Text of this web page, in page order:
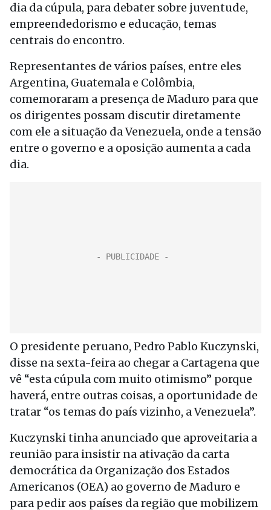
dia da cúpula, para debater sobre juventude,
empreendedorismo e educação, temas
centrais do encontro.
Representantes de vários países, entre eles
Argentina, Guatemala e Colômbia,
comemoraram a presença de Maduro para que
os dirigentes possam discutir diretamente
com ele a situação da Venezuela, onde a tensão
entre o governo e a oposição aumenta a cada
dia.
O presidente peruano, Pedro Pablo Kuczynski,
disse na sexta-feira ao chegar a Cartagena que
vê “esta cúpula com muito otimismo” porque
haverá, entre outras coisas, a oportunidade de
tratar “os temas do país vizinho, a Venezuela”.
Kuczynski tinha anunciado que aproveitaria a
reunião para insistir na ativação da carta
democrática da Organização dos Estados
Americanos (OEA) ao governo de Maduro e
para pedir aos países da região que mobilizem